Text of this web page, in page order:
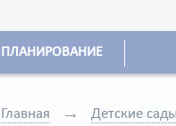
ПЛАНИРОВАНИЕ
Главная Детские сады